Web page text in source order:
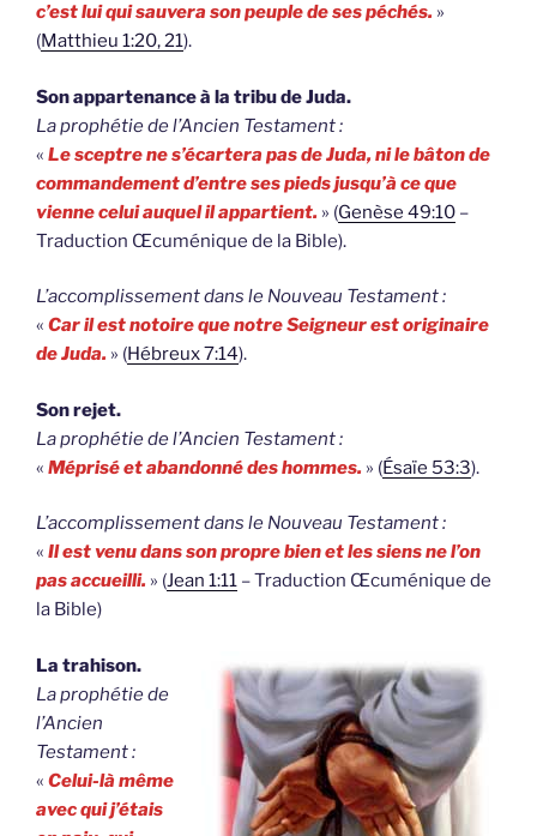
c’est lui qui sauvera son peuple de ses péchés. »
(Matthieu 1:20, 21).
Son appartenance à la tribu de Juda.
La prophétie de l’Ancien Testament :
« Le sceptre ne s’écartera pas de Juda, ni le bâton de
commandement d’entre ses pieds jusqu’à ce que
vienne celui auquel il appartient. » (Genèse 49:10 –
Traduction Œcuménique de la Bible).
L’accomplissement dans le Nouveau Testament :
« Car il est notoire que notre Seigneur est originaire
de Juda. » (Hébreux 7:14).
Son rejet.
La prophétie de l’Ancien Testament :
« Méprisé et abandonné des hommes. » (Ésaïe 53:3).
L’accomplissement dans le Nouveau Testament :
« Il est venu dans son propre bien et les siens ne l’on
pas accueilli. » (Jean 1:11 – Traduction Œcuménique de
la Bible)
La trahison.
La prophétie de
l’Ancien
Testament :
« Celui-là même
avec qui j’étais